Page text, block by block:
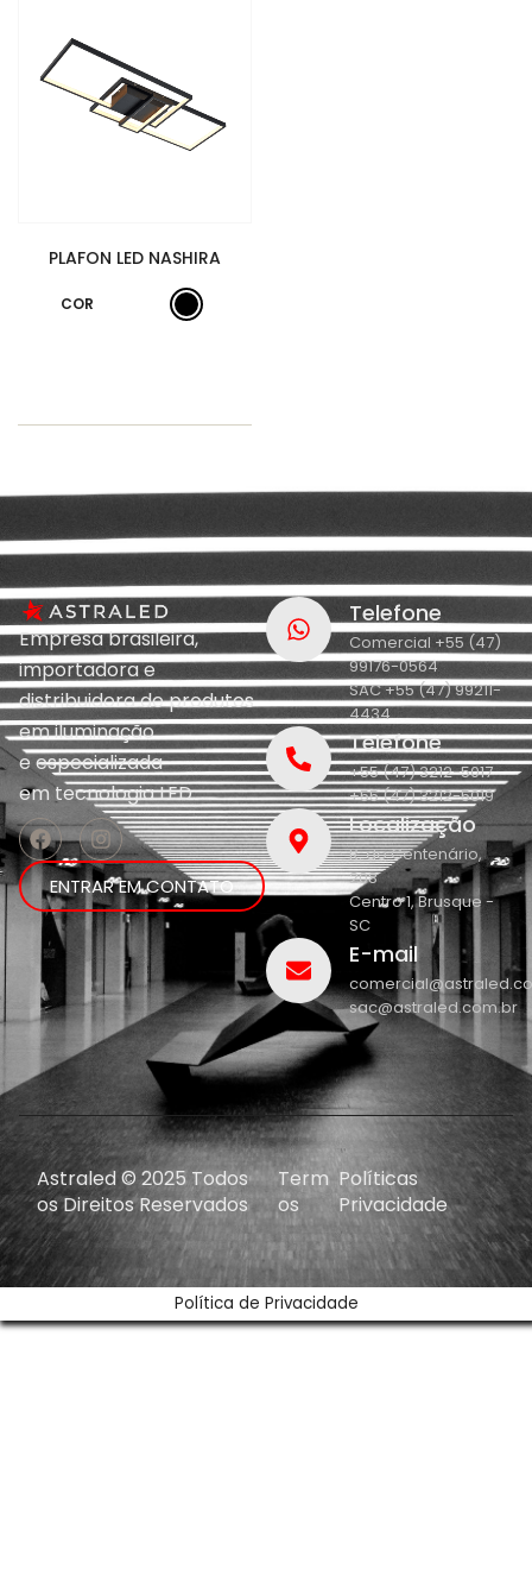
PLAFON LED NASHIRA
COR
Empresa brasileira,
importadora e
distribuidora de produtos
em iluminação
eespecializada
emtecnologia LED.
ENTRAR EM CONTATO
Telefone
Comercial +55 (47)
99176-0564
SAC +55 (47) 99211-
4434
Telefone
+55 (47) 3212-5017
+55 (47) 3212-5019
Localização
R. do Centenário,
208
Centro 1, Brusque -
SC
E-mail
sac@astraled.com.br
Astraled © 2025 Todos
os Direitos Reservados
Term
os
Políticas
Privacidade
Política de Privacidade